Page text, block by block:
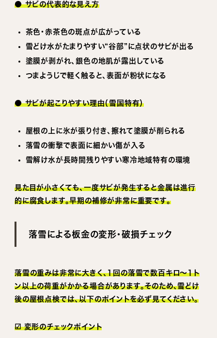
● サビの代表的な見え方
茶色・赤茶色の斑点が広がっている
雪どけ水がたまりやすい“谷部”に点状のサビが出る
塗膜が剥がれ、銀色の地肌が露出している
つまようじで軽く触ると、表面が粉状になる
● サビが起こりやすい理由（雪国特有）
屋根の上に氷が張り付き、擦れて塗膜が削られる
落雪の衝撃で表面に細かい傷が入る
雪解け水が長時間残りやすい寒冷地域特有の環境
見た目が小さくても、一度サビが発生すると金属は進行
的に腐食します。早期の補修が非常に重要です。
落雪による板金の変形・破損チェック
落雪の重みは非常に大きく、1回の落雪で数百キロ〜1ト
ン以上の荷重がかかる場合があります。そのため、雪どけ
後の屋根点検では、以下のポイントを必ず見てください。
☑ 変形のチェックポイント